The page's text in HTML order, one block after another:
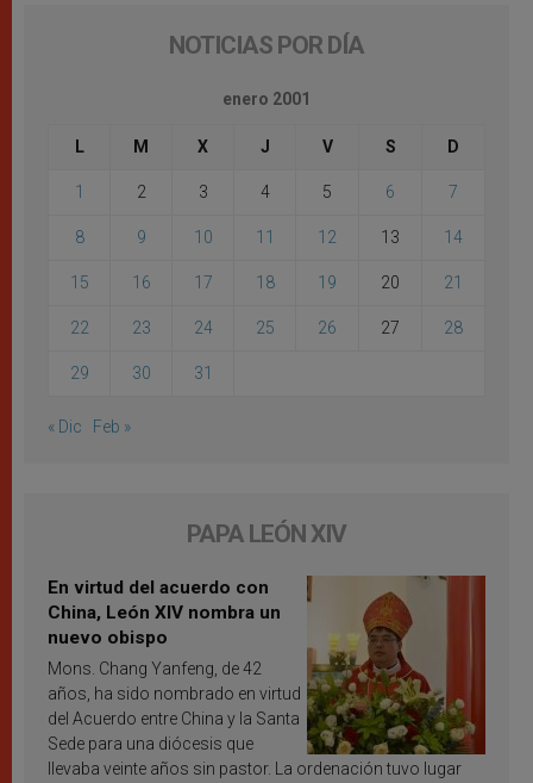
NOTICIAS POR DÍA
enero 2001
L M X J V S D
1 2 3 4 5 6 7
8 9 10 11 12 13 14
15 16 17 18 19 20 21
22 23 24 25 26 27 28
29 30 31
« Dic Feb »
PAPA LEÓN XIV
En virtud del acuerdo con
China, León XIV nombra un
nuevo obispo
Mons. Chang Yanfeng, de 42
años, ha sido nombrado en virtud
del Acuerdo entre China y la Santa
Sede para una diócesis que
llevaba veinte años sin pastor. La ordenación tuvo lugar